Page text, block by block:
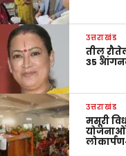
उत्तराखंड
तीलू
35
उत्तराखंड
मसूरी
योजनाओं